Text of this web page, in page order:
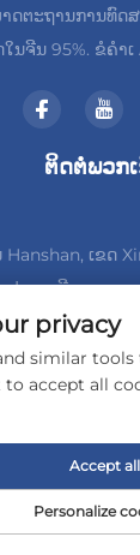
ດຕະຖານການທົດ
ນຈີນ 95%. ຂໍຄຳເ
ຕິດຕໍ່ພວກ
ເຂດ
ປະເທດຈີນ
Tech
privacy
similar
accept all
Personalize
Accept all